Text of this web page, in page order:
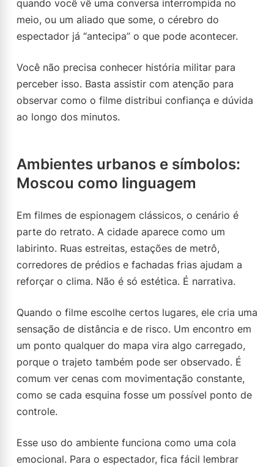
quando você vê uma conversa interrompida no
meio, ou um aliado que some, o cérebro do
espectador já “antecipa” o que pode acontecer.
Você não precisa conhecer história militar para
perceber isso. Basta assistir com atenção para
observar como o filme distribui confiança e dúvida
ao longo dos minutos.
Ambientes urbanos e símbolos:
Moscou como linguagem
Em filmes de espionagem clássicos, o cenário é
parte do retrato. A cidade aparece como um
labirinto. Ruas estreitas, estações de metrô,
corredores de prédios e fachadas frias ajudam a
reforçar o clima. Não é só estética. É narrativa.
Quando o filme escolhe certos lugares, ele cria uma
sensação de distância e de risco. Um encontro em
um ponto qualquer do mapa vira algo carregado,
porque o trajeto também pode ser observado. É
comum ver cenas com movimentação constante,
como se cada esquina fosse um possível ponto de
controle.
Esse uso do ambiente funciona como uma cola
emocional. Para o espectador, fica fácil lembrar